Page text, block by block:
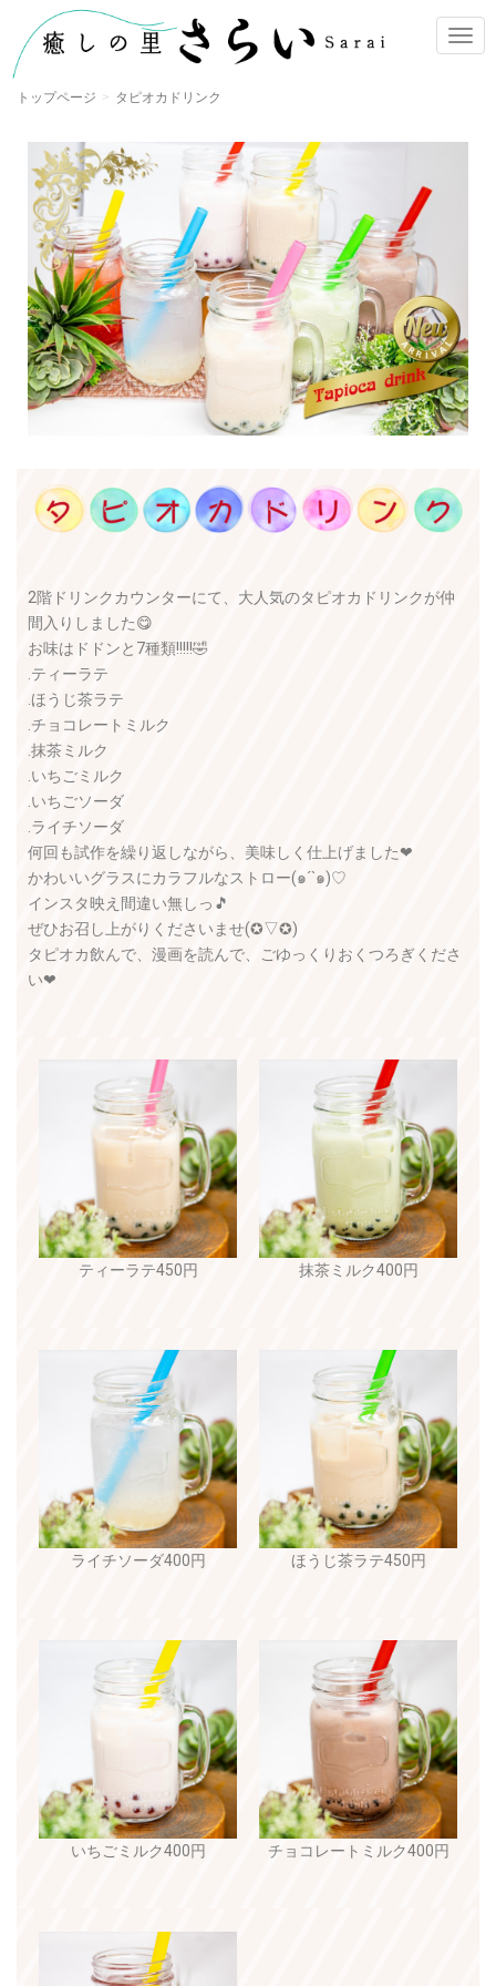
ナ
シ
トップページ タピオカドリンク
2階ドリンクカウンターにて、大人気のタピオカドリンクが仲
間入りしました😋
お味はドドンと7種類!!!!!🤣
.ティーラテ
.ほうじ茶ラテ
.チョコレートミルク
.抹茶ミルク
.いちごミルク
.いちごソーダ
.ライチソーダ
何回も試作を繰り返しながら、美味しく仕上げました❤
かわいいグラスにカラフルなストロー(๑´`๑)♡
インスタ映え間違い無しっ🎵
ぜひお召し上がりくださいませ(✪▽✪)
タピオカ飲んで、漫画を読んで、ごゆっくりおくつろぎくださ
い❤
ティーラテ450円 抹茶ミルク400円
ライチソーダ400円 ほうじ茶ラテ450円
いちごミルク400円 チョコレートミルク400円